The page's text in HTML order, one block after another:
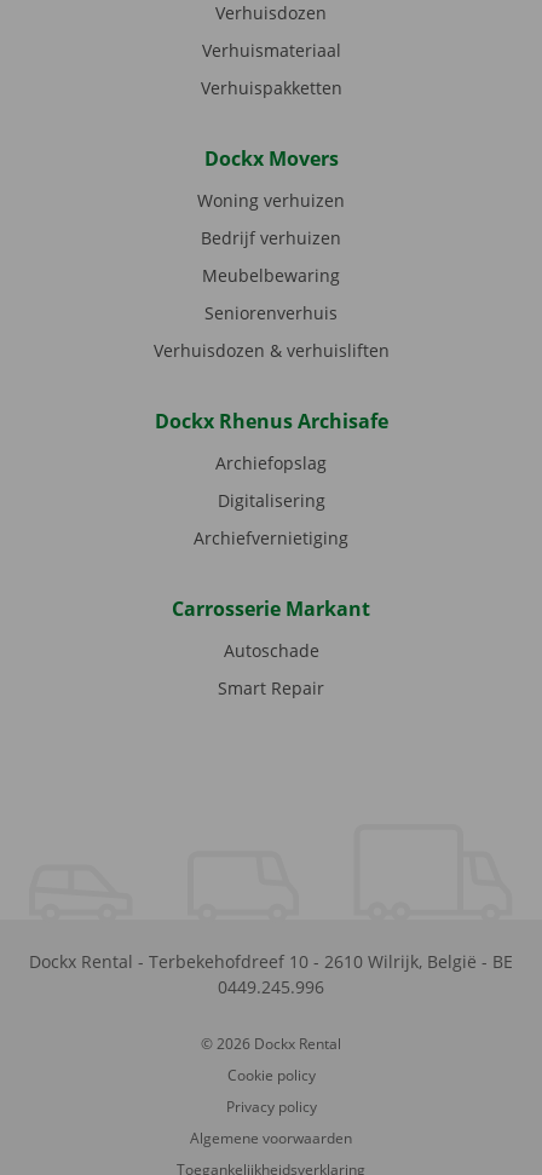
Verhuisdozen
Verhuismateriaal
Verhuispakketten
Dockx Movers
Woning verhuizen
Bedrijf verhuizen
Meubelbewaring
Seniorenverhuis
Verhuisdozen & verhuisliften
Dockx Rhenus Archisafe
Archiefopslag
Digitalisering
Archiefvernietiging
Carrosserie Markant
Autoschade
Smart Repair
Dockx Rental - Terbekehofdreef 10 - 2610 Wilrijk, België - BE
0449.245.996
© 2026 Dockx Rental
Cookie policy
Privacy policy
Algemene voorwaarden
Toegankelijkheidsverklaring